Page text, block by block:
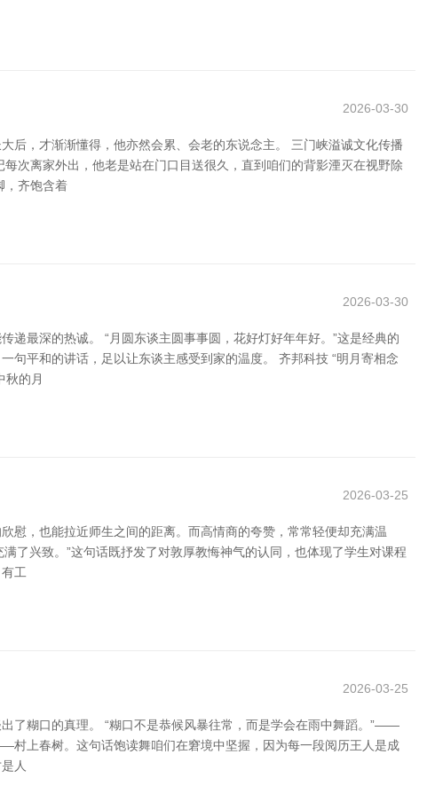
2026-03-30
后，才渐渐懂得，他亦然会累、会老的东说念主。 三门峡溢诚文化传播
次离家外出，他老是站在门口目送很久，直到咱们的背影湮灭在视野除
，齐饱含着
2026-03-30
最深的热诚。 “月圆东谈主圆事事圆，花好灯好年年好。”这是经典的
句平和的讲话，足以让东谈主感受到家的温度。 齐邦科技 “明月寄相念
秋的月
2026-03-25
慰，也能拉近师生之间的距离。而高情商的夸赞，常常轻便却充满温
了兴致。”这句话既抒发了对敦厚教悔神气的认同，也体现了学生对课程
工
2026-03-25
了糊口的真理。 “糊口不是恭候风暴往常，而是学会在雨中舞蹈。”——
村上春树。这句话饱读舞咱们在窘境中坚握，因为每一段阅历王人是成
人